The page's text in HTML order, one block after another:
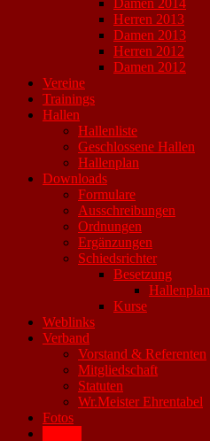
Damen 2014
Herren 2013
Damen 2013
Herren 2012
Damen 2012
Vereine
Trainings
Hallen
Hallenliste
Geschlossene Hallen
Hallenplan
Downloads
Formulare
Ausschreibungen
Ordnungen
Ergänzungen
Schiedsrichter
Besetzung
Hallenplan
Kurse
Weblinks
Verband
Vorstand & Referenten
Mitgliedschaft
Statuten
Wr.Meister Ehrentabel
Fotos